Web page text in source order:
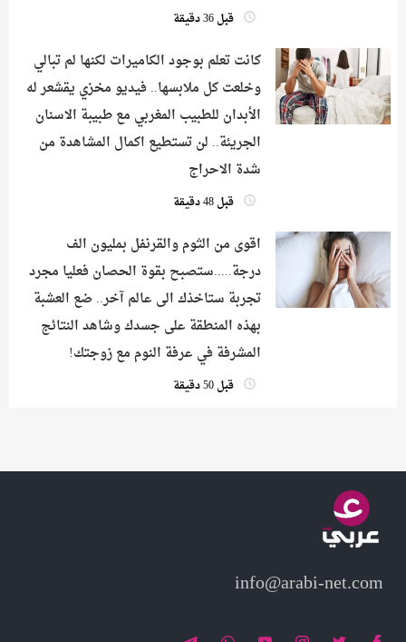
قبل 36 دقيقة
كانت تعلم بوجود الكاميرات لكنها لم تبالي
وخلعت كل ملابسها.. فيديو مخزي يقشعر له
الأبدان للطبيب المغربي مع طبيبة الاسنان
الجريئة.. لن تستطيع اكمال المشاهدة من
شدة الاحراج
قبل 48 دقيقة
اقوى من الثوم والقرنفل بمليون الف
درجة.....ستصبح بقوة الحصان فعليا مجرد
تجربة ستاخذك الى عالم آخر.. ضع العشبة
بهذه المنطقة على جسدك وشاهد النتائج
المشرفة في عرفة النوم مع زوجتك!
قبل 50 دقيقة
info@arabi-net.com